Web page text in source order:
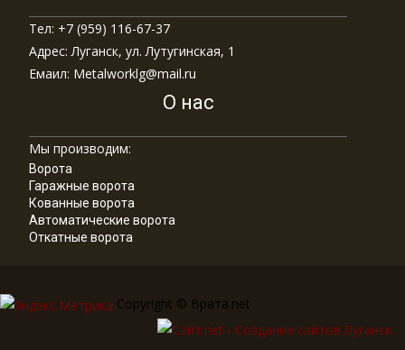
Тел: +7 (959) 116-67-37
Адрес: Луганск, ул. Лутугинская, 1
Емаил: Metalworklg@mail.ru
О нас
Мы производим:
Ворота
Гаражные ворота
Кованные ворота
Автоматические ворота
Откатные ворота
Copyright © Врата.net